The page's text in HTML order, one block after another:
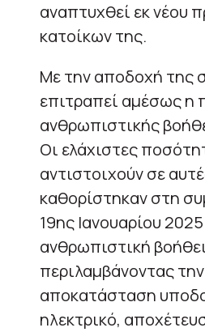
αναπτυχθεί εκ νέου
κατοίκων της.
Με την αποδοχή της
επιτραπεί αμέσως η
ανθρωπιστικής
Οι ελάχιστες
αντιστοιχούν σε
καθορίστηκαν στη
19ης Ιανουαρίου
ανθρωπιστική
περιλαμβάνοντας την
αποκατάσταση
ηλεκτρικό,